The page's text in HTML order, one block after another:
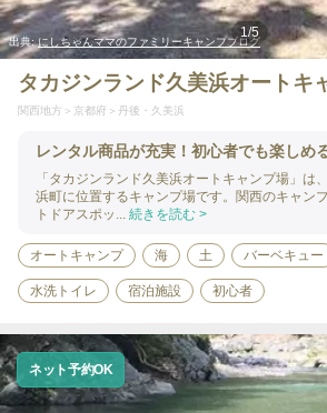
出典:にしちゃんママのファミリーキャンプブログ
1/5
タカジンランド久美浜オートキ
関西地方 京都府 丹後・久美浜
レンタル商品が充実！初心者でも楽しめ
「タカジンランド久美浜オートキャンプ場」は
浜町に位置するキャンプ場です。関西のキャン
トドアスポッ... 続きを読む >
オートキャンプ 海 土 バーベキュー
水洗トイレ 宿泊施設 初心者
ネット予約OK